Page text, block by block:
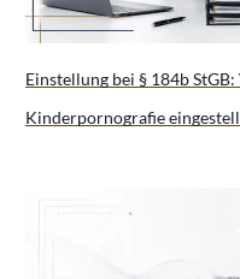
Einstellung bei § 184b
Kinderpornografie